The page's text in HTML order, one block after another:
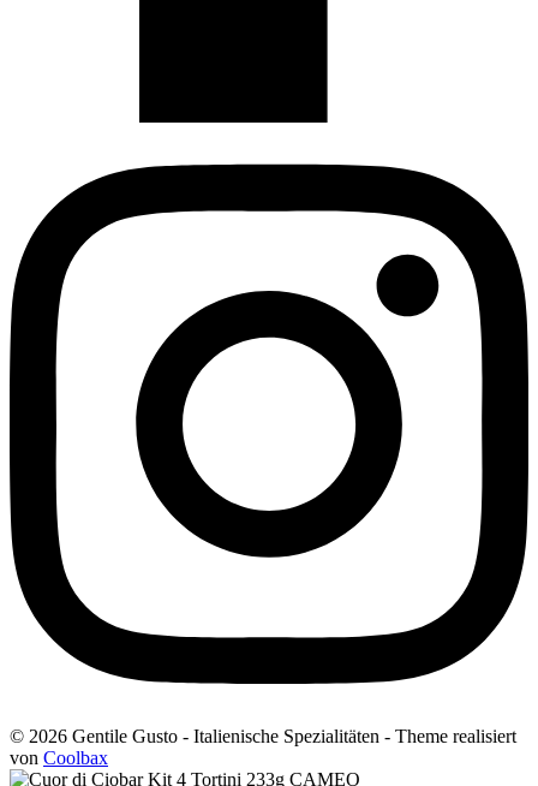
© 2026 Gentile Gusto - Italienische Spezialitäten - Theme realisiert
von Coolbax